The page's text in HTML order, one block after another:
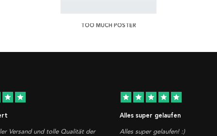
TOO MUCH POSTER
star star
Versand und tolle Qualität der
star star star star star
Alles super gelaufen
Alles super gelaufen! :)